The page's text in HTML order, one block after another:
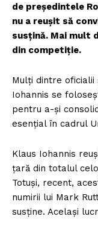
de președintele
nu a reușit să
susțină. Mai mult
din competiție.
Mulți dintre oficialii
Iohannis se
pentru a-și
esențial în cadrul
Klaus Iohannis
țară din totalul
Totuși, recent,
numirii lui Mark
susține. Același